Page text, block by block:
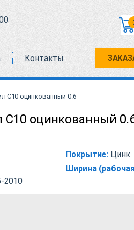
Контакты
С10 оцинкованный 0.6
С10 оцинкованный
2010
Покрытие: Цинк
Ширина